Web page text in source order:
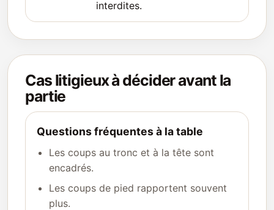
interdites.
Cas litigieux à décider avant la
partie
Questions fréquentes à la table
Les coups au tronc et à la tête sont
encadrés.
Les coups de pied rapportent souvent
plus.